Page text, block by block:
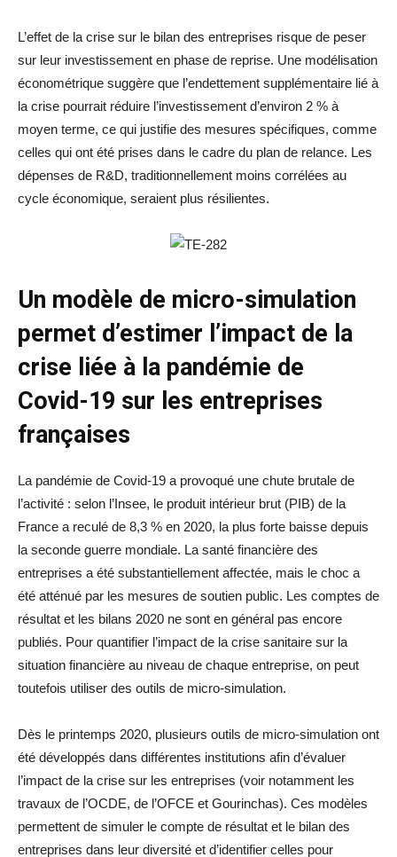
L’effet de la crise sur le bilan des entreprises risque de peser
sur leur investissement en phase de reprise. Une modélisation
économétrique suggère que l’endettement supplémentaire lié à
la crise pourrait réduire l’investissement d’environ 2 % à
moyen terme, ce qui justifie des mesures spécifiques, comme
celles qui ont été prises dans le cadre du plan de relance. Les
dépenses de R&D, traditionnellement moins corrélées au
cycle économique, seraient plus résilientes.
Un modèle de micro-simulation
permet d’estimer l’impact de la
crise liée à la pandémie de
Covid-19 sur les entreprises
françaises
La pandémie de Covid-19 a provoqué une chute brutale de
l’activité : selon l’Insee, le produit intérieur brut (PIB) de la
France a reculé de 8,3 % en 2020, la plus forte baisse depuis
la seconde guerre mondiale. La santé financière des
entreprises a été substantiellement affectée, mais le choc a
été atténué par les mesures de soutien public. Les comptes de
résultat et les bilans 2020 ne sont en général pas encore
publiés. Pour quantifier l’impact de la crise sanitaire sur la
situation financière au niveau de chaque entreprise, on peut
toutefois utiliser des outils de micro-simulation.
Dès le printemps 2020, plusieurs outils de micro-simulation ont
été développés dans différentes institutions afin d’évaluer
l’impact de la crise sur les entreprises (voir notamment les
travaux de l’OCDE, de l’OFCE et Gourinchas). Ces modèles
permettent de simuler le compte de résultat et le bilan des
entreprises dans leur diversité et d’identifier celles pour